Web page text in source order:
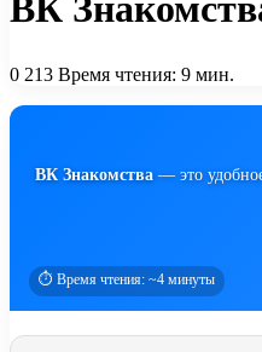
0 213 Время чтения: 9 мин.
ВК Знакомства— это
⏱️ Время чтения: ~4 минуты